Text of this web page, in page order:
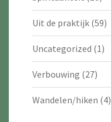
Uit de praktijk (59)
Uncategorized (1)
Verbouwing (27)
Wandelen/hiken (4)